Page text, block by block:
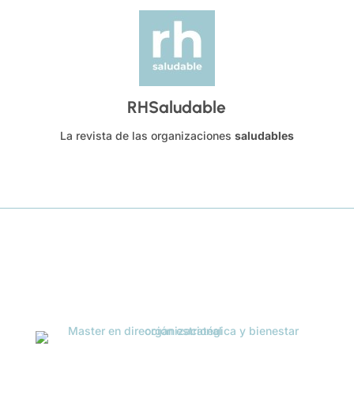
RHSaludable
La revista de las organizaciones saludables